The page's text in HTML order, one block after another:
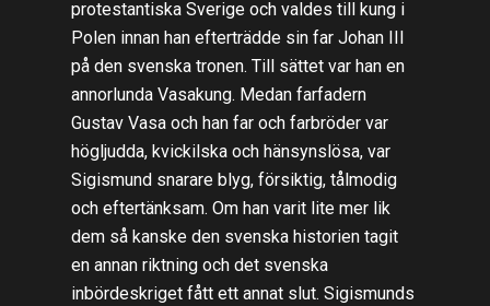
protestantiska Sverige och valdes till kung i
Polen innan han efterträdde sin far Johan III
på den svenska tronen. Till sättet var han en
annorlunda Vasakung. Medan farfadern
Gustav Vasa och han far och farbröder var
högljudda, kvickilska och hänsynslösa, var
Sigismund snarare blyg, försiktig, tålmodig
och eftertänksam. Om han varit lite mer lik
dem så kanske den svenska historien tagit
en annan riktning och det svenska
inbördeskriget fått ett annat slut. Sigismunds